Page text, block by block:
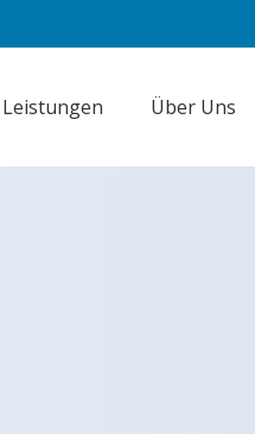
Leistungen Über Uns